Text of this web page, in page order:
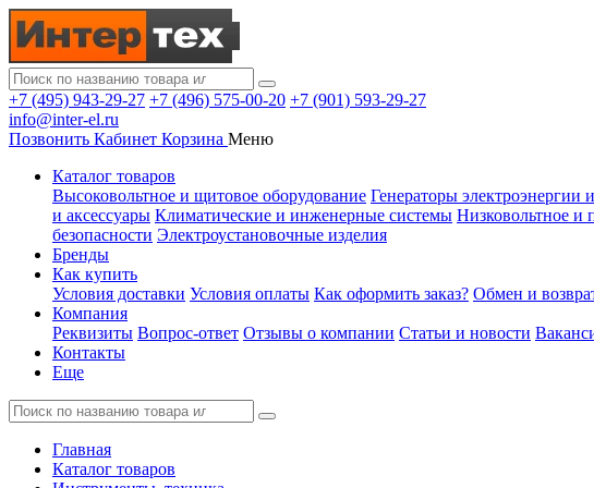
+7 (495) 943-29-27 +7 (496) 575-00-20 +7 (901) 593-29-27
info@inter-el.ru
Позвонить Кабинет Корзина Меню
Каталог товаров
Высоковольтное и щитовое оборудование Генераторы электроэнергии
и аксессуары Климатические и инженерные системы Низковольтное и
безопасности Электроустановочные изделия
Бренды
Как купить
Условия доставки Условия оплаты Как оформить заказ? Обмен и
Компания
Реквизиты Вопрос-ответ Отзывы о компании Статьи и новости
Контакты
Еще
Главная
Каталог товаров